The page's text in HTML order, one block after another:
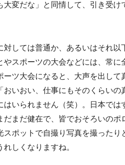
変だな」と同情して、引き受け
しては普通か、あるいはそれ以
スポーツの大会などには、常に
ツ大会になると、大声を出して
いおい、仕事にもそのくらいの
いられません（笑）。日本では
まだ健在で、皆でおそろいのポ
ポットで自撮り写真を撮ったり
しくなりますね。